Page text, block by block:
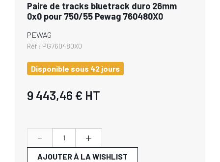
Paire de tracks bluetrack duro 26mm
0x0 pour 750/55 Pewag 760480X0
PEWAG
Réf : PG760480X0
Disponible sous 42 jours
9 443,46 € HT
- +
AJOUTER À LA WISHLIST